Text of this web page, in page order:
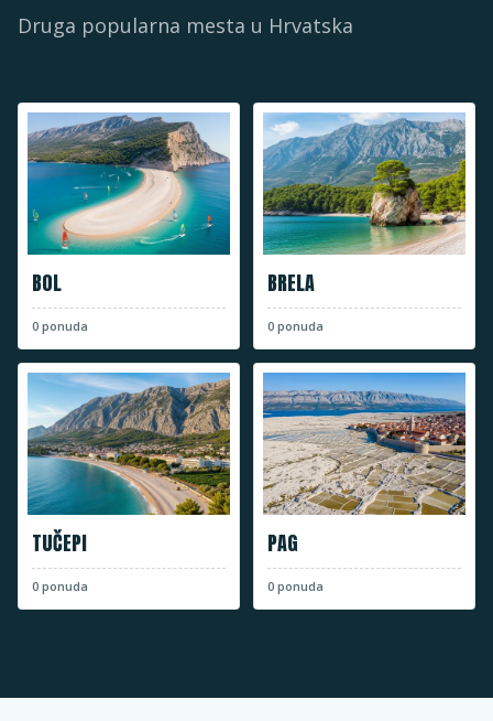
Druga popularna mesta u Hrvatska
BOL
0 ponuda
BRELA
0 ponuda
TUČEPI
0 ponuda
PAG
0 ponuda